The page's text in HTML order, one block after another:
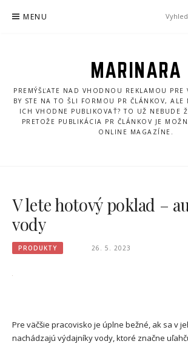
MENU
MARINARA
PREMÝŠĽATE NAD VHODNOU REKLAMOU PRE
BY STE NA TO ŠLI FORMOU PR ČLÁNKOV, ALE
ICH VHODNE PUBLIKOVAŤ? TO UŽ NEBUDE
PRETOŽE PUBLIKÁCIA PR ČLÁNKOV JE
ONLINE MAGAZÍNE.
V lete hotový poklad –
vody
PRODUKTY 26. 5. 2023
Pre väčšie pracovisko je úplne bežné, ak sa v
nachádzajú výdajníky vody, ktoré značne